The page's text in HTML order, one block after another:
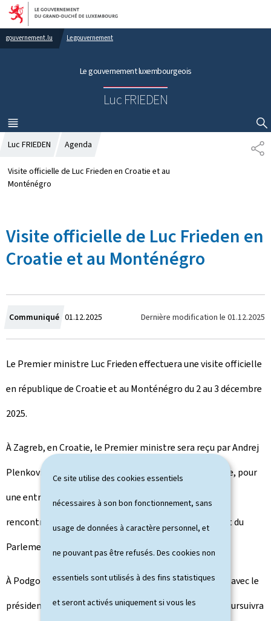
Ce site utilise des cookies essentiels
nécessaires à son bon fonctionnement, sans
usage de données à caractère personnel, et
ne pouvant pas être refusés. Des cookies non
essentiels sont utilisés à des fins statistiques
et seront activés uniquement si vous les
Aller au menu principal
Aller au contenu
gouvernement.lu Le gouvernement
Le gouvernement luxembourgeois
Luc FRIEDEN
MENU
PRINCIPAL
AFFICHER / MASQUER LA RECHERCHE
P
A
Luc FRIEDEN Agenda
Visite officielle de Luc Frieden en Croatie et au
Monténégro
Visite officielle de Luc Frieden en
Croatie et au Monténégro
Communiqué C
r
é
e
01.12.2025 Dernière modification le 01.12.2025
Le Premier ministre Luc Frieden effectuera une visite officielle
en république de Croatie et au Monténégro du 2 au 3 décembre
2025.
À Zagreb, en Croatie, le Premier ministre sera reçu par Andrej
Plenković, Premier ministre de la république de Croatie, pour
une entrevue de travail. Dans le cadre de cette visite, il
rencontrera également Gordan Jandroković, président du
Parlement croate.
À Podgorica, au Monténégro, Luc Frieden aura un dîner avec le
président Jakov Milatović. Le lendemain, la visite se poursuivra